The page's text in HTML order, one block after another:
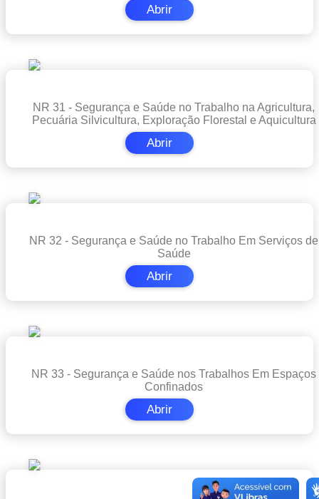
Abrir
NR 31 - Segurança e Saúde no Trabalho na Agricultura,
Pecuária Silvicultura, Exploração Florestal e Aquicultura
Abrir
NR 32 - Segurança e Saúde no Trabalho Em Serviços de
Saúde
Abrir
NR 33 - Segurança e Saúde nos Trabalhos Em Espaços
Confinados
Abrir